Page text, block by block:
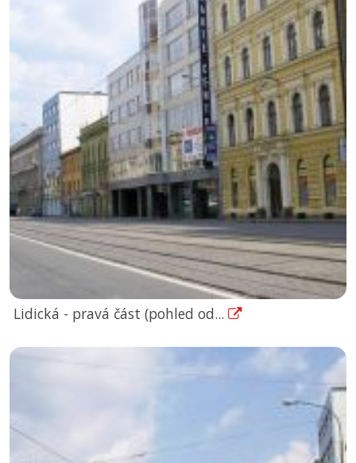
Lidická - pravá část (pohled od...